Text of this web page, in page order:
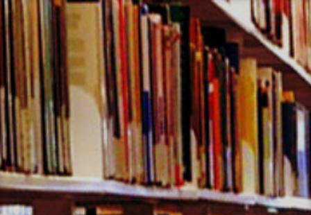
コ
ン
テ
ツ
へ
ス
キ
ッ
プ